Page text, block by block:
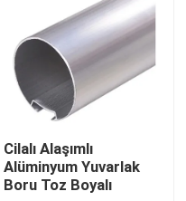
Rulo
Cilalı Alaşımlı
Alüminyum Yuvarlak
Boru Toz Boyalı